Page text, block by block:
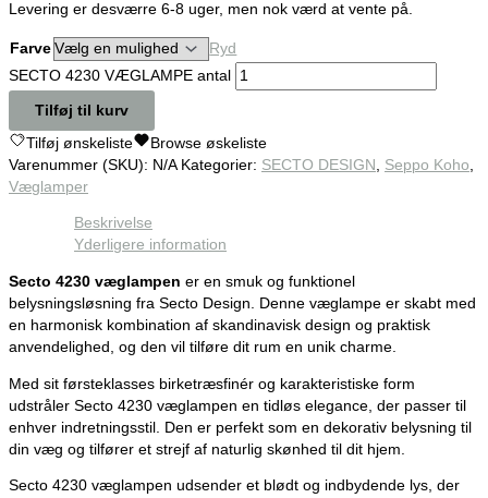
Levering er desværre 6-8 uger, men nok værd at vente på.
Farve
Ryd
SECTO 4230 VÆGLAMPE antal
Tilføj til kurv
Tilføj ønskeliste Browse øskeliste
Varenummer (SKU): N/A Kategorier: SECTO DESIGN Seppo Koho
Væglamper
Beskrivelse
Yderligere information
Secto 4230 væglampen er en smuk og funktionel
belysningsløsning fra Secto Design. Denne væglampe er skabt med
en harmonisk kombination af skandinavisk design og praktisk
anvendelighed, og den vil tilføre dit rum en unik charme.
Med sit førsteklasses birketræsfinér og karakteristiske form
udstråler Secto 4230 væglampen en tidløs elegance, der passer til
enhver indretningsstil. Den er perfekt som en dekorativ belysning til
din væg og tilfører et strejf af naturlig skønhed til dit hjem.
Secto 4230 væglampen udsender et blødt og indbydende lys, der